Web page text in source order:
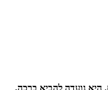
נועדה להביא ברכה,